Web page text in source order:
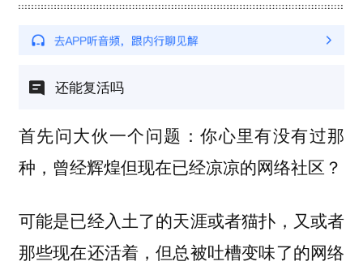
还能复活吗
首先问大伙一个问题：你心里有没有过那
种，曾经辉煌但现在已经凉凉的网络社区？
可能是已经入土了的天涯或者猫扑，又或者
那些现在还活着，但总被吐槽变味了的网络